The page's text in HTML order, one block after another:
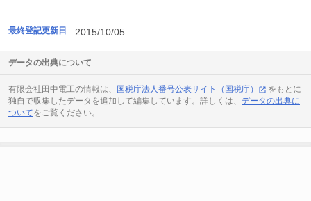
最終登記更新日 2015/10/05
データの出典について
有限会社田中電工の情報は、 国税庁法人番号公表サイト（国税庁）
をもとに
独自で収集したデータを追加して編集しています。詳しくは、 データの出典に
ついてをご覧ください。